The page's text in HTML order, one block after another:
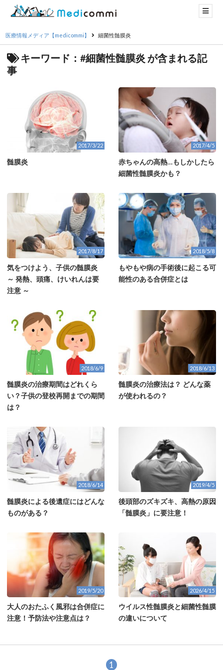
医療情報メディア【medicommi】 細菌性髄膜炎
キーワード：#細菌性髄膜炎 が含まれる記
事
2017/3/22
髄膜炎
2017/4/5
赤ちゃんの高熱…もしかしたら
細菌性髄膜炎かも？
2017/8/17
気をつけよう、子供の髄膜炎
～ 発熱、頭痛、けいれんは要
注意 ～
2018/5/8
もやもや病の手術後に起こる可
能性のある合併症とは
2018/6/9
髄膜炎の治療期間はどれくら
い？子供の登校再開までの期間
は？
2018/6/13
髄膜炎の治療法は？ どんな薬
が使われるの？
2018/6/14
髄膜炎による後遺症にはどんな
ものがある？
2019/4/5
後頭部のズキズキ、高熱の原因
「髄膜炎」に要注意！
2019/5/20
大人のおたふく風邪は合併症に
注意！予防法や注意点は？
2026/4/15
ウイルス性髄膜炎と細菌性髄膜
の違いについて
1